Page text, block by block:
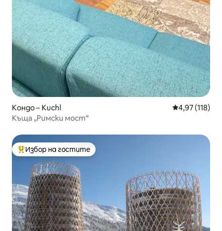
Кондо – Kuchl Средна
4,97 (118)
Къща „Римски мост“
Най-популярен избор на гостите
Избор на гостите